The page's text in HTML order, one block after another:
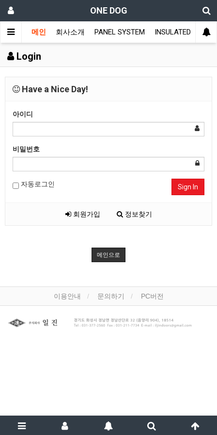
ONE DOG
메인 회사소개 PANEL SYSTEM INSULATED DOOR
Login
Have a Nice Day!
아이디
비밀번호
자동로그인 Sign In
회원가입 정보찾기
메인으로
이용안내 문의하기 PC버전